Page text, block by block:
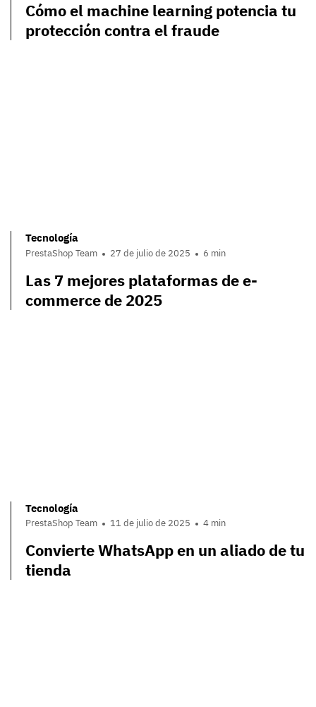
Cómo el machine learning potencia tu
protección contra el fraude
Tecnología
PrestaShop Team 27 de julio de 2025 6 min
Las 7 mejores plataformas de e-
commerce de 2025
Tecnología
PrestaShop Team 11 de julio de 2025 4 min
Convierte WhatsApp en un aliado de tu
tienda